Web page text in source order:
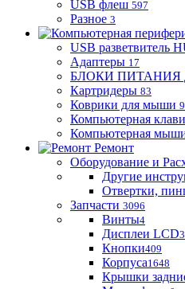
USB флеш 597
Разное 3
USB разветвитель
Адаптеры 17
БЛОКИ ПИТАНИЯ
Картридеры 83
Коврики для мыши
Компьютерная
Компьютерная
Ремонт
Оборудование и
Другие
Отвертки,
Запчасти 3096
Винты4
Дисплеи LCD
Кнопки409
Корпуса1648
Крышки